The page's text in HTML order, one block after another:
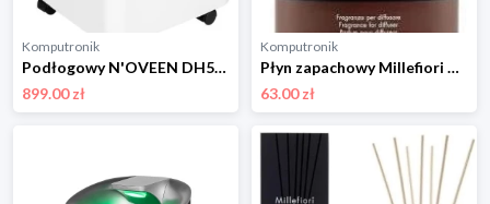
Komputronik
Podłogowy N'OVEEN DH5000 X-LINE biały
899.00 zł
Komputronik
Płyn zapachowy Millefiori Milano Sandalo Bergamotto 250ml Uzupełniacz
63.00 zł